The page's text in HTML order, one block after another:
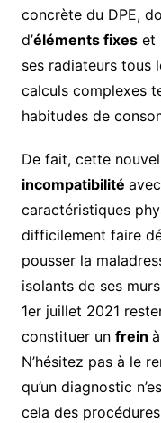
concrète du DPE,
d’éléments fixeset
ses radiateurs tous
calculs complexes
habitudes de
De fait, cette
incompatibilité
caractéristiques
difficilement faire
pousser la
isolants de ses
1er juillet 2021
constituer un frein
N’hésitez pas à le
qu’un diagnostic
cela des